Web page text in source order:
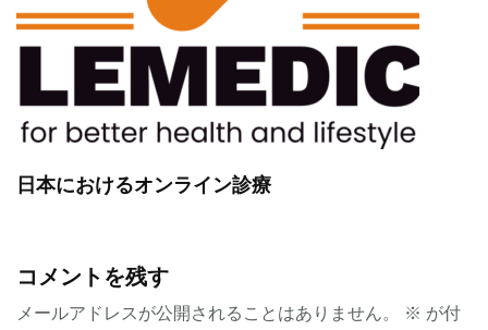
日本におけるオンライン診療
コメントを残す
メールアドレスが公開されることはありません。 ※ が付